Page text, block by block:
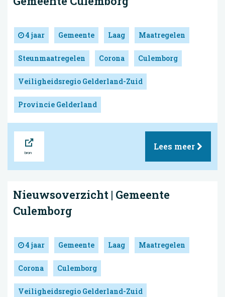
4 jaar Gemeente Laag Maatregelen
Steunmaatregelen Corona Culemborg
Veiligheidsregio Gelderland-Zuid
Provincie Gelderland
Lees meer
Nieuwsoverzicht | Gemeente
Culemborg
4 jaar Gemeente Laag Maatregelen
Corona Culemborg
Veiligheidsregio Gelderland-Zuid